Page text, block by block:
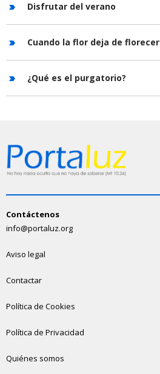
Disfrutar del verano
Cuando la flor deja de florecer
¿Qué es el purgatorio?
Contáctenos
info@portaluz.org
Aviso legal
Contactar
Política de Cookies
Política de Privacidad
Quiénes somos